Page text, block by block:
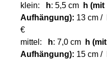
klein:
h: 5,5 cm
h (mit
Aufhängung): 13 cm /
€
mittel:
h: 7,0 cm
h (mit
Aufhängung): 15 cm /